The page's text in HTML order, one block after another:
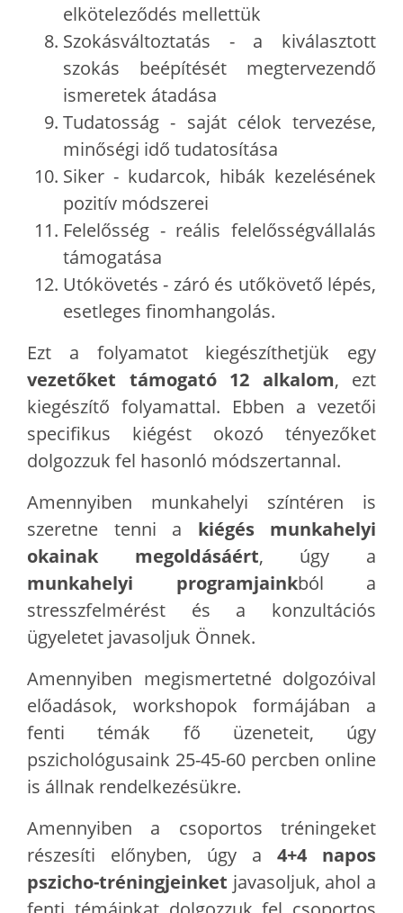
elköteleződés mellettük
Szokásváltoztatás - a kiválasztott
szokás beépítését megtervezendő
ismeretek átadása
Tudatosság - saját célok tervezése,
minőségi idő tudatosítása
Siker - kudarcok, hibák kezelésének
pozitív módszerei
Felelősség - reális felelősségvállalás
támogatása
Utókövetés - záró és utőkövető lépés,
esetleges finomhangolás.
Ezt a folyamatot kiegészíthetjük egy
vezetőket támogató 12 alkalom, ezt
kiegészítő folyamattal. Ebben a vezetői
specifikus kiégést okozó tényezőket
dolgozzuk fel hasonló módszertannal.
Amennyiben munkahelyi színtéren is
szeretne tenni a kiégés munkahelyi
okainak megoldásáért, úgy a
munkahelyi programjainkból a
stresszfelmérést és a konzultációs
ügyeletet javasoljuk Önnek.
Amennyiben megismertetné dolgozóival
előadások, workshopok formájában a
fenti témák fő üzeneteit, úgy
pszichológusaink 25-45-60 percben online
is állnak rendelkezésükre.
Amennyiben a csoportos tréningeket
részesíti előnyben, úgy a 4+4 napos
pszicho-tréningjeinket javasoljuk, ahol a